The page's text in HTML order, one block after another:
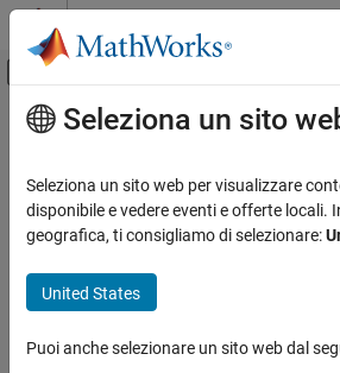
Vai al contenuto
Attiva/disattiva menu di
Risorsa
Stato
Contenuto principale
Seleziona un sito
Seleziona un sito web per visualizzare
disponibile e vedere eventi e offerte locali.
geografica, ti consigliamo di selezionare:
United States
Puoi anche selezionare un sito web dal